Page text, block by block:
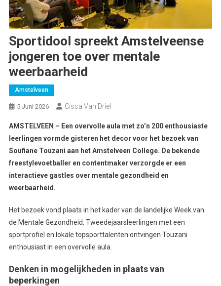
Sportidool spreekt Amstelveense
jongeren toe over mentale
weerbaarheid
Amstelveen
5 Juni 2026 Cisca Van Driel
AMSTELVEEN – Een overvolle aula met zo’n 200 enthousiaste
leerlingen vormde gisteren het decor voor het bezoek van
Soufiane Touzani aan het Amstelveen College. De bekende
freestylevoetballer en contentmaker verzorgde er een
interactieve gastles over mentale gezondheid en
weerbaarheid.
Het bezoek vond plaats in het kader van de landelijke Week van
de Mentale Gezondheid. Tweedejaarsleerlingen met een
sportprofiel en lokale topsporttalenten ontvingen Touzani
enthousiast in een overvolle aula.
Denken in mogelijkheden in plaats van
beperkingen